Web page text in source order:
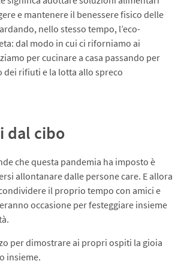
e mantenere il benessere fisico delle
nello stesso tempo, l’eco-
dal modo in cui ci riforniamo ai
per cucinare a casa passando per
rifiuti e la lotta allo spreco
dal cibo
che questa pandemia ha imposto è
allontanare dalle persone care. E allora
il proprio tempo con amici e
occasione per festeggiare insieme
per dimostrare ai propri ospiti la gioia
insieme.